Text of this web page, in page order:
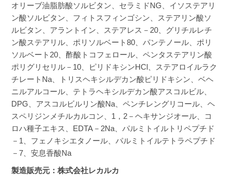
オリーブ油脂肪酸ソルビタン、セラミドNG、イソステアリ
ン酸ソルビタン、フィトスフィンゴシン、ステアリン酸ソ
ルビタン、アラントイン、ステアレス－20、グリチルレチ
ン酸ステアリル、ポリソルベート80、パンテノール、ポリ
ソルベート20、酢酸トコフェロール、ペンタステアリン酸
ポリグリセリル－10、ピリドキシンHCl、ステアロイルラク
チレートNa、トリスヘキシルデカン酸ピリドキシン、ベヘ
ニルアルコール、テトラヘキシルデカン酸アスコルビル、
DPG、アスコルビルリン酸Na、ペンチレングリコール、ヘ
スペリジンメチルカルコン、1，2－ヘキサンジオール、コ
ロハ種子エキス、EDTA－2Na、パルミトイルトリペプチド
－1、フェノキシエタノール、パルミトイルテトラペプチド
－7、安息香酸Na
製造販売元：株式会社レカルカ